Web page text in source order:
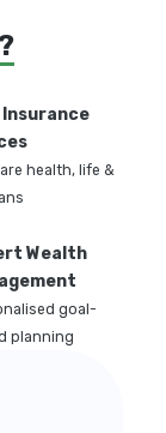
Insurance
health, life &
Wealth
goal-
planning